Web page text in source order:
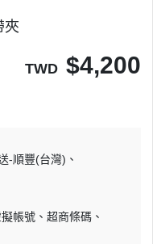
夾
TWD $4,200
-順豐(台灣)
帳號
超商條碼